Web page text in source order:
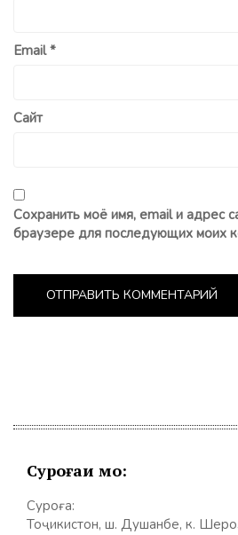
Email*
Сайт
Сохранить моё имя, email и адрес
браузере для последующих моих
Суроғаи мо:
Суроға:
Тоҷикистон, ш. Душанбе, к.